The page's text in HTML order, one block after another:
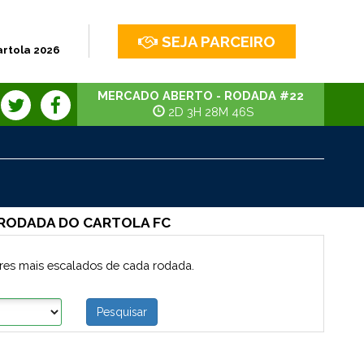
2026 SEJA PARCEIRO
MERCADO ABERTO - RODADA #22
2D 3H 28M 45S
DO CARTOLA FC
mais escalados de cada rodada.